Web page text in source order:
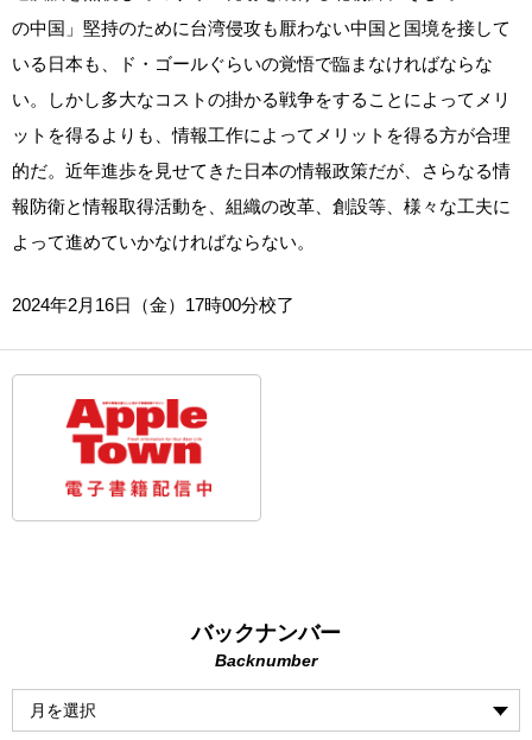
の中国」堅持のために台湾侵攻も厭わない中国と国境を接して
いる日本も、ド・ゴールぐらいの覚悟で臨まなければならな
い。しかし多大なコストの掛かる戦争をすることによってメリ
ットを得るよりも、情報工作によってメリットを得る方が合理
的だ。近年進歩を見せてきた日本の情報政策だが、さらなる情
報防衛と情報取得活動を、組織の改革、創設等、様々な工夫に
よって進めていかなければならない。
2024年2月16日（金）17時00分校了
バックナンバー
Backnumber